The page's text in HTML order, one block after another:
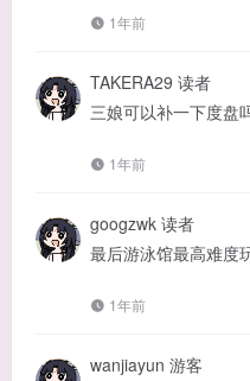
1年前
TAKERA29 读者
三娘可以补一下度盘
1年前
googzwk 读者
最后游泳馆最高难度
1年前
wanjiayun 游客